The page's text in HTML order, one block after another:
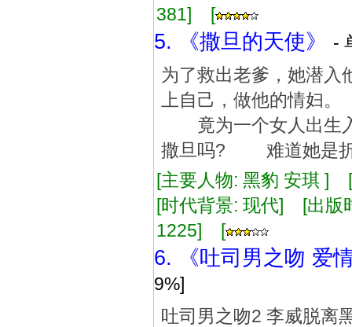
381] [
5. 《撒旦的天使》
-
为了救出老爹，她潜
上自己，做他的情
竟为一个女人出生
撒旦吗? 难道她是折
[主要人物: 黑豹 安琪 ]
[时代背景: 现代] [出
1225] [
6. 《吐司男之吻 爱
9%]
吐司男之吻2 李威脱离